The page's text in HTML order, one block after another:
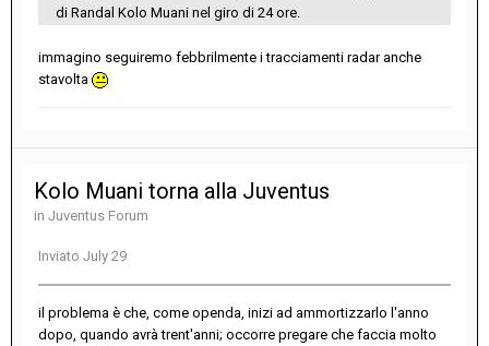
di Randal Kolo Muani nel giro di 24 ore.
immagino seguiremo febbrilmente i tracciamenti radar anche
stavolta
Kolo Muani torna alla Juventus
in Juventus Forum
Inviato July 29
il problema è che, come openda, inizi ad ammortizzarlo l'anno
dopo, quando avrà trent'anni; occorre pregare che faccia molto